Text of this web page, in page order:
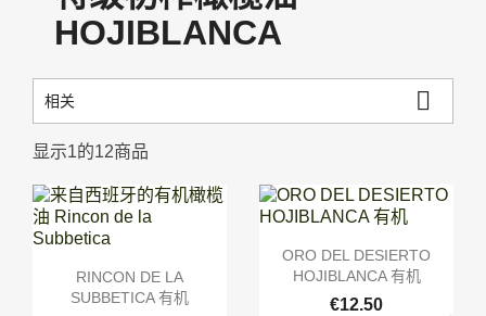
HOJIBLANCA
相关 
显示1的12商品
 快速查看
RINCON DE LA
SUBBETICA 有机
 快速查看
ORO DEL DESIERTO
HOJIBLANCA 有机
€12.50